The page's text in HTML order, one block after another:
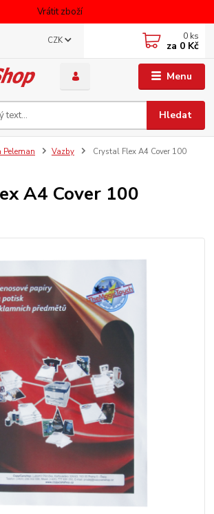
Vrátit zboží
Menu
CZK
Hledat
0 ks
za 0 Kč
Peleman Vazby
Crystal Flex A4 Cover 100
A4 Cover 100